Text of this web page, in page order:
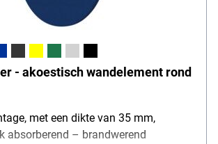
- akoestisch wandelement rond
met een dikte van 35 mm,
absorberend – brandwerend